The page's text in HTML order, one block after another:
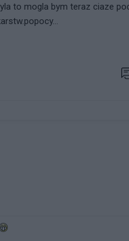
to mogla bym teraz ciaze